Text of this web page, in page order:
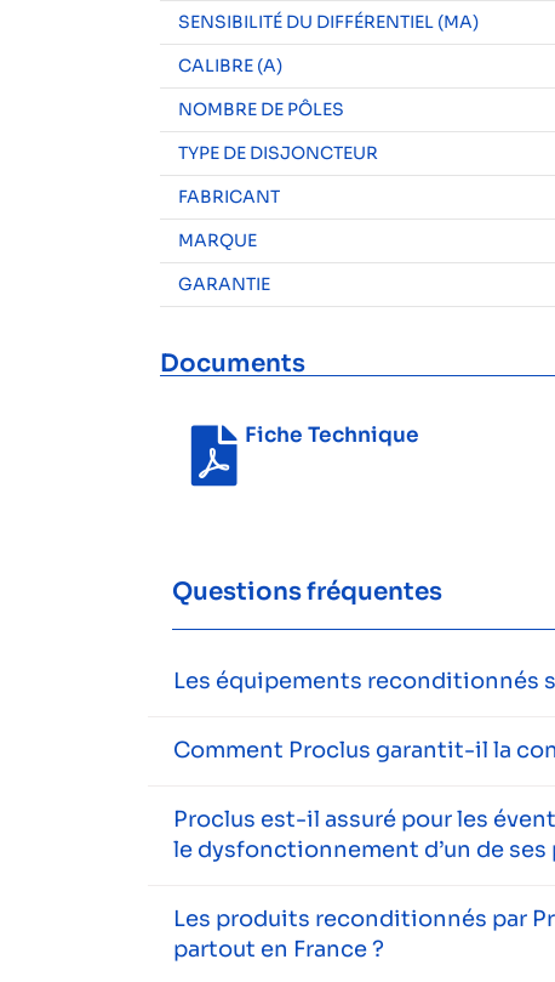
SENSIBILITÉ DU DIFFÉRENTIEL (MA)
CALIBRE (A)
NOMBRE DE PÔLES
TYPE DE DISJONCTEUR
FABRICANT
MARQUE
GARANTIE
Documents
Fiche Technique
Questions fréquentes
Les équipements reconditionnés
Comment Proclus garantit-il la
Proclus est-il assuré pour les
le dysfonctionnement d’un de
Les produits reconditionnés par
partout en France ?